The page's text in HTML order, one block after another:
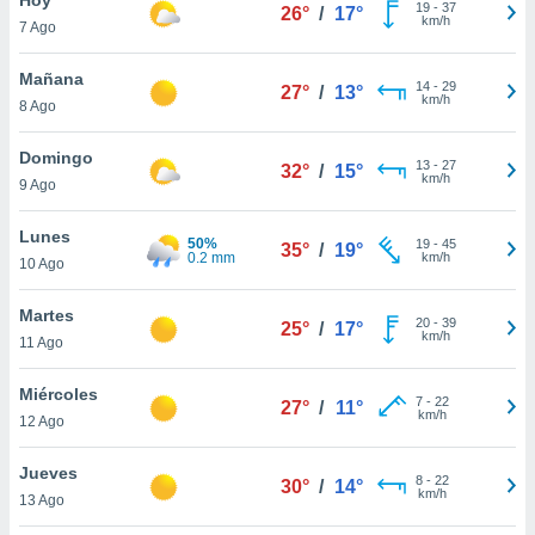
en
más
nuestra
de
cookies
aceptar
7 Ago
26° / 17° 19- 37
km/h
Mañana
8 Ago
27° / 13° 14- 29
km/h
Domingo
9 Ago
32° / 15° 13- 27
km/h
Lunes
10 Ago
50%
0.2 mm
35° / 19° 19- 45
km/h
Martes
11 Ago
25° / 17° 20- 39
km/h
Miércoles
12 Ago
27° / 11° 7- 22
km/h
Jueves
13 Ago
30° / 14° 8- 22
km/h